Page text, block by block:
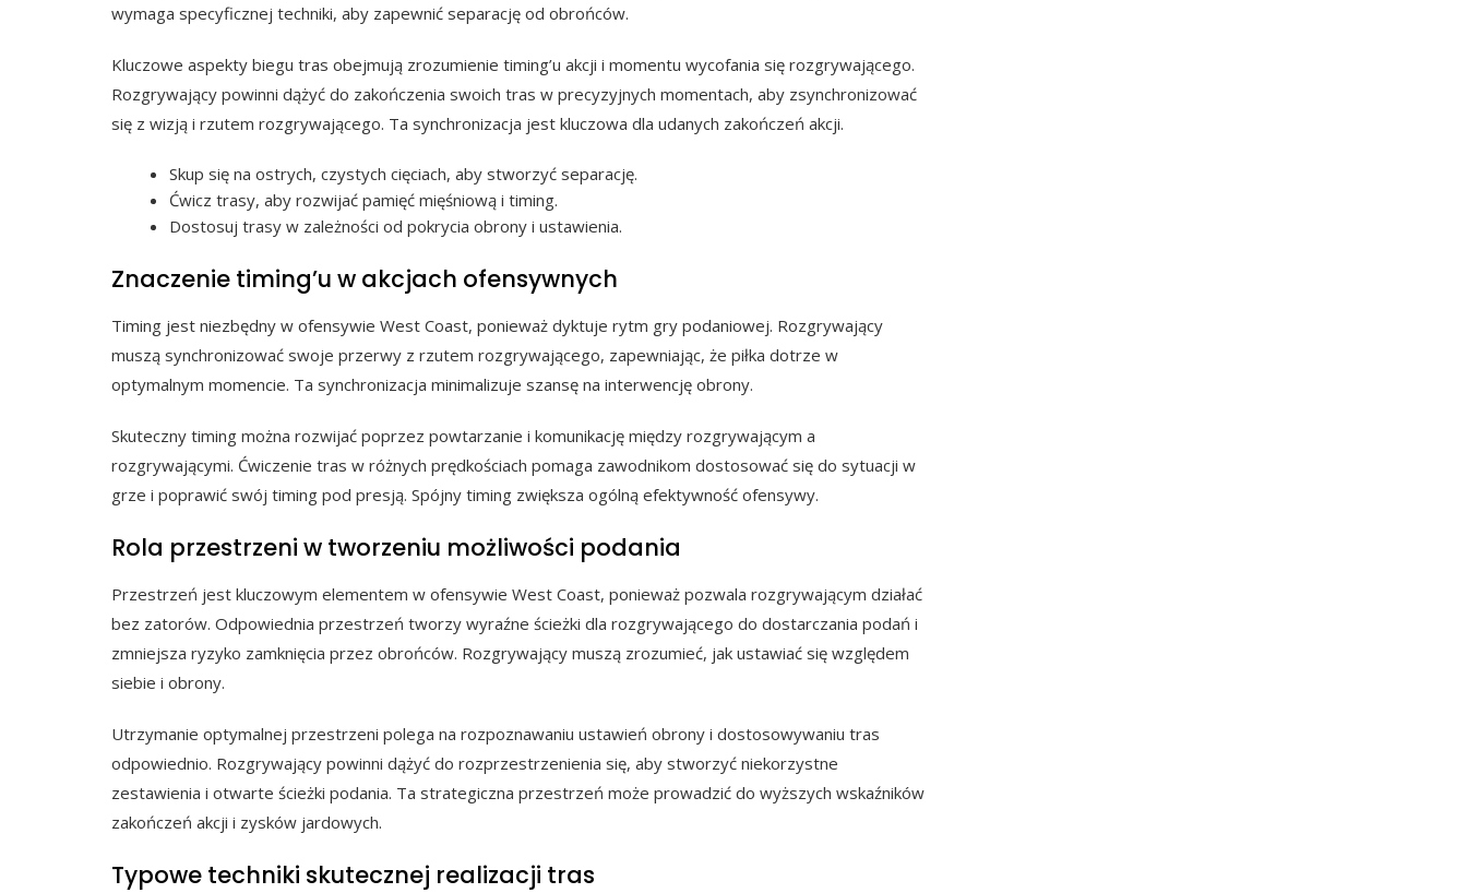
wymaga specyficznej techniki, aby zapewnić separację od obrońców.
Kluczowe aspekty biegu tras obejmują zrozumienie timing’u akcji i momentu wycofania się rozgrywającego.
Rozgrywający powinni dążyć do zakończenia swoich tras w precyzyjnych momentach, aby zsynchronizować
się z wizją i rzutem rozgrywającego. Ta synchronizacja jest kluczowa dla udanych zakończeń akcji.
Skup się na ostrych, czystych cięciach, aby stworzyć separację.
Ćwicz trasy, aby rozwijać pamięć mięśniową i timing.
Dostosuj trasy w zależności od pokrycia obrony i ustawienia.
Znaczenie timing’u w akcjach ofensywnych
Timing jest niezbędny w ofensywie West Coast, ponieważ dyktuje rytm gry podaniowej. Rozgrywający
muszą synchronizować swoje przerwy z rzutem rozgrywającego, zapewniając, że piłka dotrze w
optymalnym momencie. Ta synchronizacja minimalizuje szansę na interwencję obrony.
Skuteczny timing można rozwijać poprzez powtarzanie i komunikację między rozgrywającym a
rozgrywającymi. Ćwiczenie tras w różnych prędkościach pomaga zawodnikom dostosować się do sytuacji w
grze i poprawić swój timing pod presją. Spójny timing zwiększa ogólną efektywność ofensywy.
Rola przestrzeni w tworzeniu możliwości podania
Przestrzeń jest kluczowym elementem w ofensywie West Coast, ponieważ pozwala rozgrywającym działać
bez zatorów. Odpowiednia przestrzeń tworzy wyraźne ścieżki dla rozgrywającego do dostarczania podań i
zmniejsza ryzyko zamknięcia przez obrońców. Rozgrywający muszą zrozumieć, jak ustawiać się względem
siebie i obrony.
Utrzymanie optymalnej przestrzeni polega na rozpoznawaniu ustawień obrony i dostosowywaniu tras
odpowiednio. Rozgrywający powinni dążyć do rozprzestrzenienia się, aby stworzyć niekorzystne
zestawienia i otwarte ścieżki podania. Ta strategiczna przestrzeń może prowadzić do wyższych wskaźników
zakończeń akcji i zysków jardowych.
Typowe techniki skutecznej realizacji tras